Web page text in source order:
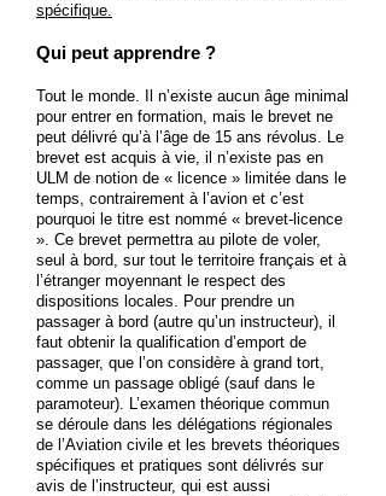
spécifique.
Qui peut apprendre ?
Tout le monde. Il n’existe aucun âge minimal
pour entrer en formation, mais le brevet ne
peut délivré qu’à l’âge de 15 ans révolus. Le
brevet est acquis à vie, il n’existe pas en
ULM de notion de « licence » limitée dans le
temps, contrairement à l’avion et c’est
pourquoi le titre est nommé « brevet-licence
». Ce brevet permettra au pilote de voler,
seul à bord, sur tout le territoire français et à
l’étranger moyennant le respect des
dispositions locales. Pour prendre un
passager à bord (autre qu’un instructeur), il
faut obtenir la qualification d’emport de
passager, que l’on considère à grand tort,
comme un passage obligé (sauf dans le
paramoteur). L’examen théorique commun
se déroule dans les délégations régionales
de l’Aviation civile et les brevets théoriques
spécifiques et pratiques sont délivrés sur
avis de l’instructeur, qui est aussi